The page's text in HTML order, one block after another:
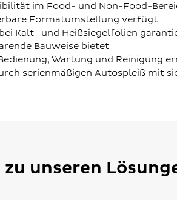
im Food- und Non-Food-
Formatumstellung verfügt
Kalt- und Heißsiegelfolien
Bauweise bietet
Wartung und Reinigung
serienmäßigen Autospleiß mit
unseren